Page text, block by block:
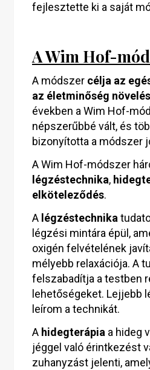
fejlesztette ki a saját
A Wim Hof-
A módszer célja az
az életminőség
években a Wim Hof-
népszerűbbé vált, és
bizonyította a módszer
A Wim Hof-módszer
légzéstechnika,
elköteleződés.
A légzéstechnika
légzési mintára épül,
oxigén felvételének
mélyebb relaxációja. A
felszabadítja a testben
lehetőségeket. Lejjebb
leírom a technikát.
A hidegterápia a hideg
jéggel való érintkezést
zuhanyzást jelenti,